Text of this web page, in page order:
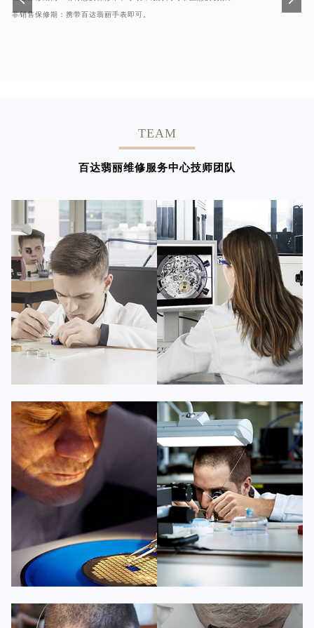
非销售保修期：携带百达翡丽手表即可。
TEAM
百达翡丽维修服务中心技师团队
凯罗尔·切尔西
资深百达翡丽技师
是百达翡丽维修服务中心
(百达翡丽保养中心)
的高级技师之一
Beijing PatekPhilippe Maintain
center
 百达翡丽维修
达芙妮·克劳迪娅
资深百达翡丽技师
是百达翡丽维修服务中心
(百达翡丽保养中心)
的高级技师之一
Shanghai PatekPhilippe Maintain
center
 百达翡丽维修
杰登·奥斯卡里昂 查尔斯·彼得艾伯特